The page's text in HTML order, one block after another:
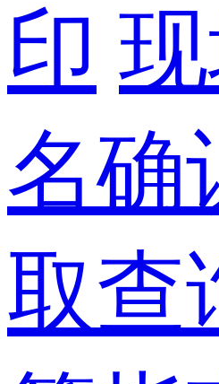
印
名确
取查